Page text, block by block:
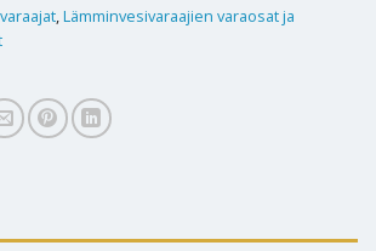
,Lämminvesivaraajien varaosat ja